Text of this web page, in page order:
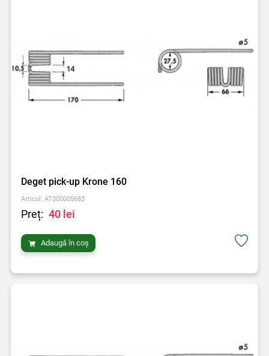
Deget pick-up Krone 160
Articol: AT000005683
Preț: 40 lei
Adaugă în coș